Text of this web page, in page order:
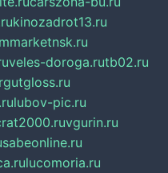
kinozadrot13.ru
veles-doroga.rutb02.ru
lubov-pic.ru
vgurin.ru
sabeonline.ru
lucomoria.ru